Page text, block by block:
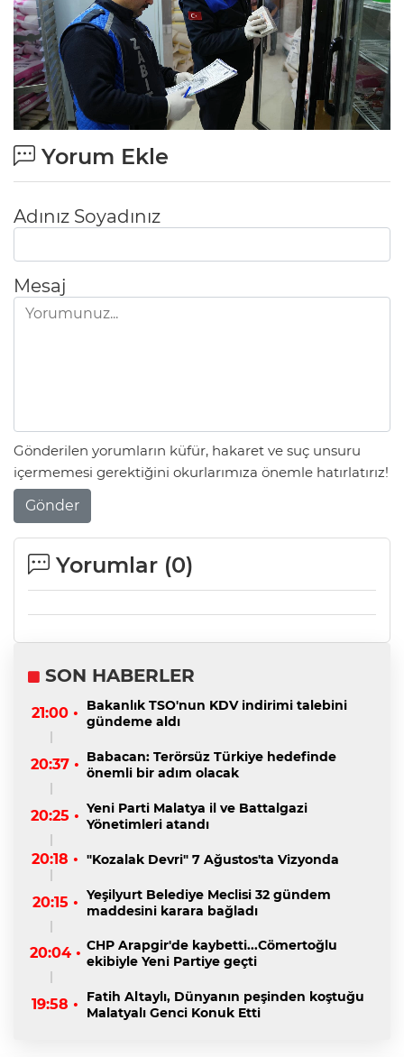
Yorum Ekle
Adınız Soyadınız
Mesaj
Gönderilen yorumların küfür, hakaret ve suç unsuru
içermemesi gerektiğini okurlarımıza önemle hatırlatırız!
Gönder
Yorumlar (0)
SON HABERLER
21:00 •
Bakanlık TSO'nun KDV indirimi talebini
gündeme aldı
20:37 • Babacan: Terörsüz Türkiye hedefinde
önemli bir adım olacak
20:25 • Yeni Parti Malatya il ve Battalgazi
Yönetimleri atandı
20:18 • "Kozalak Devri" 7 Ağustos'ta Vizyonda
20:15 • Yeşilyurt Belediye Meclisi 32 gündem
maddesini karara bağladı
20:04 • CHP Arapgir'de kaybetti...Cömertoğlu
ekibiyle Yeni Partiye geçti
19:58 •
Fatih Altaylı, Dünyanın peşinden koştuğu
Malatyalı Genci Konuk Etti